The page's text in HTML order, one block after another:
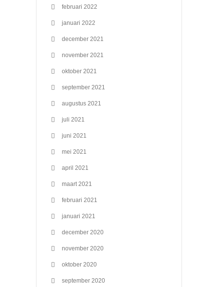
februari 2022
januari 2022
december 2021
november 2021
oktober 2021
september 2021
augustus 2021
juli 2021
juni 2021
mei 2021
april 2021
maart 2021
februari 2021
januari 2021
december 2020
november 2020
oktober 2020
september 2020